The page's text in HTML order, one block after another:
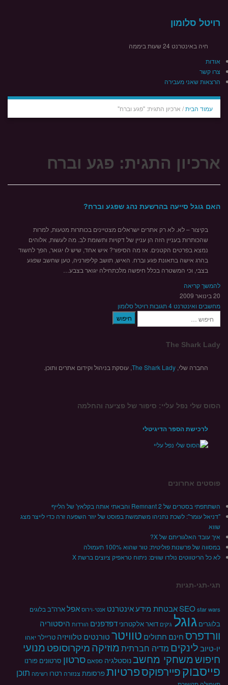
רויטל סלומון
חיה באינטרנט 24 שעות ביממה
אודות
צרו קשר
הרצאות שאני מעבירה
עמוד הבית/ ארכיון התגית: "פגע וברח"
ארכיון התגית: פגע וברח
האם גוגל סייעה בהרשעת נהג שפגע וברח?
בקיצור – לא. לא רק אתרים ישראלים מצטיינים בכותרות מטעות, למרות
שהכותרות בעניין הזה הן עניין של דקויות ותשומת לב. מה לעשות, אלוהים
נמצא בפרטים הקטנים. אז מה הסיפור? איש אחד, שיש לו יגואר, הפך לחשוד
בהרג אישה בתאונת פגע וברח. האיש, תושב קליפורניה, טען שחשב שפגע
בצבי, וכי המשטרה בכלל חיפשה מלכתחילה יגואר בצבע…
להמשך קריאה
20 בינואר 2009
מחשבים ואינטרנט 4 תגובות רויטל סלומון
The Shark Lady
החברה שלי, The Shark Lady, עוסקת בניהול וקידום אתרים ותוכן.
הסוס שלי נפל עליי: סיפור של פציעה והחלמה
לרכישת הספר הדיגיטלי
פוסטים אחרונים
השתתפתי בסטרים של Remnant 2 והבאתי אותה בקלאץ' של הלייף
"דניאל עומר": לשכת נתניהו משתמשת בפוסט של יוזר השפעה זרה כדי לייצר מצג
שווא
איך עובד האלגוריתם של X?
במסווה של פרשנות פוליטית: טור שהוא 100% תעמולה
לא כל הריטווטים נולדו שווים: ניתוח טראפיק ציוצים ברשת X
תגי-תגי-תגיות
SEOstar wars אבטחת מידעאינטרנט אנטי-וירוס אפלארה"ב בלוגים
בלוגרים גוגל גיקים דואר אלקטרוני דפדפנים הורדות היסטוריה
וורדפרסחינם חתולים טוויטרטורנטים טלוויזיה טריילר יאהו
יו-טיוב לינקים מדיה חברתית מוזיקהמיקרוסופט מנועי
חיפושמשחקי מחשבנוסטלגיה ספאם סרטון סרטונים פורנו
פייסבוקפיירפוקספרטיותפרסומת צנזורה רטרו רשימה תוכן